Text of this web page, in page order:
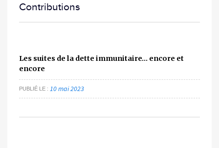
Contributions
Les suites de la dette immunitaire… encore et
encore
PUBLIÉ LE 10 mai 2023